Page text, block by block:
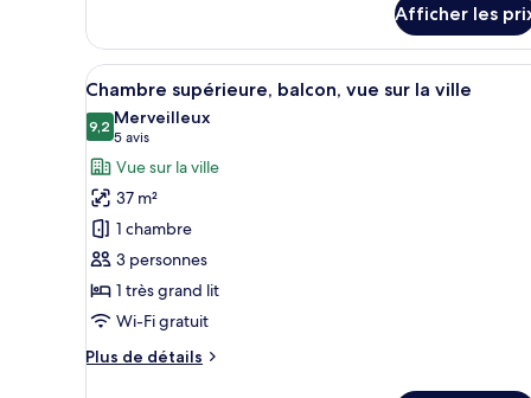
grand
lit,
vue
sur
la
ville
Chambre
Deluxe,
1
très
grand
vue
sur
la
ville
Afficher les
Afficher
toutes
les
photos
pour
ce
type
de
chambre :
Chambre
supérieure,
Minibar, coffre-fort pour
10
Chambre supérieure, balcon, vue sur la ville
9,29,2 sur 10
Merveilleux
5 avis
(5 avis)
Vue sur la ville
37 m²
1 chambre
3 personnes
1 très grand lit
Wi-Fi gratuit
Plus de détails
Plus